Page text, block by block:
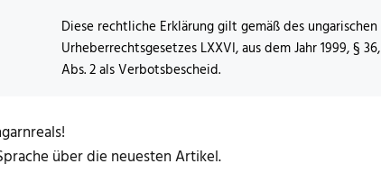
Diese rechtliche Erklärung gilt gemäß des ungarischen
Urheberrechtsgesetzes LXXVI, aus dem Jahr 1999, § 36,
Abs. 2 als Verbotsbescheid.
über die neuesten Artikel.